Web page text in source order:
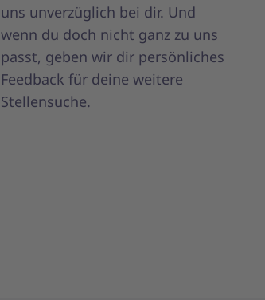
uns unverzüglich bei dir. Und
wenn du doch nicht ganz zu uns
passt, geben wir dir persönliches
Feedback für deine weitere
Stellensuche.